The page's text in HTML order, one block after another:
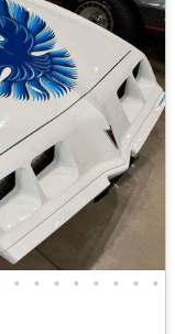
• • • • • • • •